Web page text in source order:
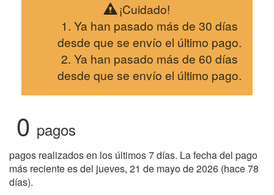
¡Cuidado!
Ya han pasado más de 30 días
desde que se envío el último pago.
Ya han pasado más de 60 días
desde que se envío el último pago.
0 pagos
pagos realizados en los últimos 7 días. La fecha del pago
más reciente es del jueves, 21 de mayo de 2026 (hace 78
días).